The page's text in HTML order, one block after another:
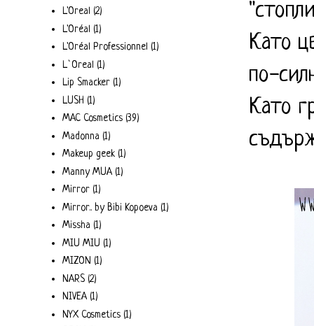
Като
по-
Като
L'Oreal (2)
L'Oréal (1)
L'Oréal Professionnel (1)
L`Oreal (1)
Lip Smacker (1)
LUSH (1)
MAC Cosmetics (39)
Madonna (1)
Makeup geek (1)
Manny MUA (1)
Mirror (1)
Mirror.. by Bibi Kopoeva (1)
Missha (1)
MIU MIU (1)
MIZON (1)
NARS (2)
NIVEA (1)
NYX Cosmetics (1)